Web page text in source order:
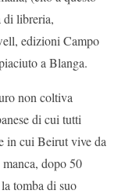
di libreria,
edizioni Campo
a Blanga.
non coltiva
di cui tutti
in cui Beirut vive da
dopo 50
tomba di suo